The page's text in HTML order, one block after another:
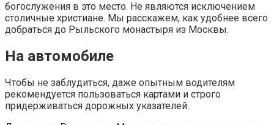
богослужения в это место. Не являются исключением
столичные христиане. Мы расскажем, как удобнее всего
добраться до Рыльского монастыря из Москвы.
На автомобиле
Чтобы не заблудиться, даже опытным водителям
рекомендуется пользоваться картами и строго
придерживаться дорожных указателей.